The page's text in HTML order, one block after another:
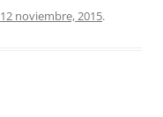
12 noviembre, 2015.